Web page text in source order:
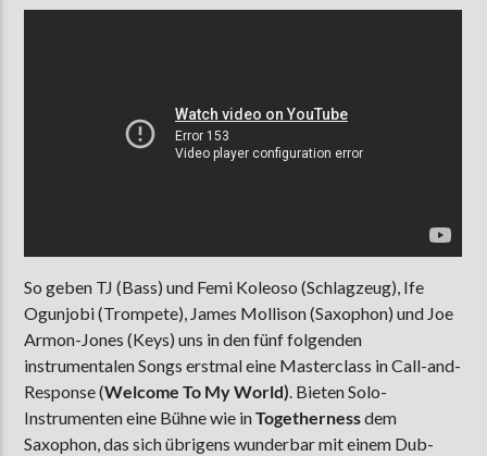
So geben TJ (Bass) und Femi Koleoso (Schlagzeug), Ife
Ogunjobi (Trompete), James Mollison (Saxophon) und Joe
Armon-Jones (Keys) uns in den fünf folgenden
instrumentalen Songs erstmal eine Masterclass in Call-and-
Response (Welcome To My World). Bieten Solo-
Instrumenten eine Bühne wie inTogethernessdem
Saxophon, das sich übrigens wunderbar mit einem Dub-